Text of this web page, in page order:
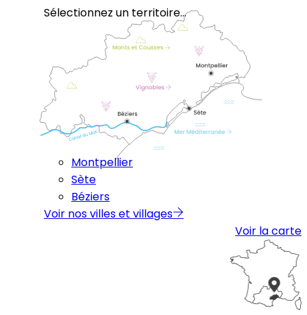
Sélectionnez un territoire...
Montpellier
Sète
Béziers
Voir nos villes et villages
Voir la carte